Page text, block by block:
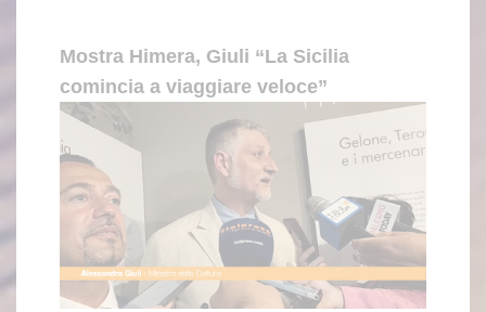
Mostra Himera, Giuli “La Sicilia
comincia a viaggiare veloce”